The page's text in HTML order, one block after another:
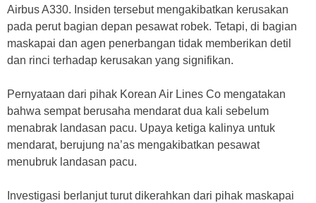
Airbus A330. Insiden tersebut mengakibatkan kerusakan
pada perut bagian depan pesawat robek. Tetapi, di bagian
maskapai dan agen penerbangan tidak memberikan detil
dan rinci terhadap kerusakan yang signifikan.
Pernyataan dari pihak Korean Air Lines Co mengatakan
bahwa sempat berusaha mendarat dua kali sebelum
menabrak landasan pacu. Upaya ketiga kalinya untuk
mendarat, berujung na’as mengakibatkan pesawat
menubruk landasan pacu.
Investigasi berlanjut turut dikerahkan dari pihak maskapai